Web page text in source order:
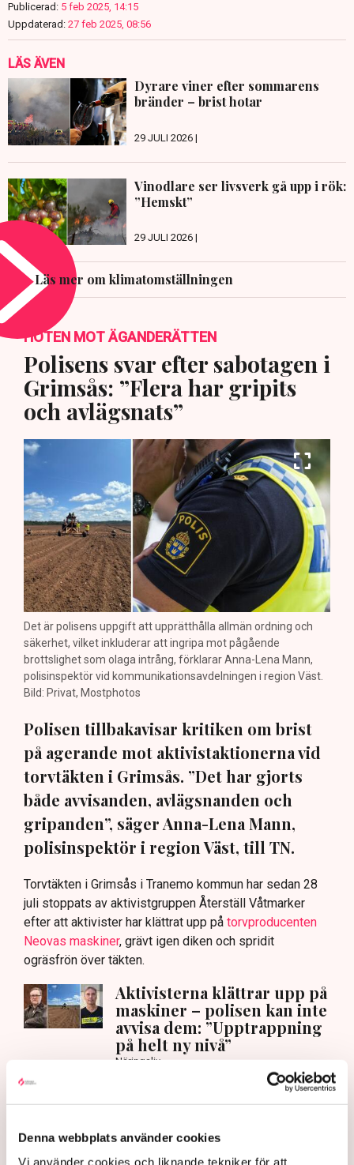
Denna webbplats använder cookies
Vi använder cookies och liknande tekniker för att
Publicerad: 5 feb 2025, 14:15
Uppdaterad: 27 feb 2025, 08:56
LÄS ÄVEN
Dyrare viner efter sommarens
bränder – brist hotar
29 JULI 2026 |
Vinodlare ser livsverk gå upp i rök:
”Hemskt”
29 JULI 2026 |
Läs mer om klimatomställningen
HOTEN MOT ÄGANDERÄTTEN
Polisens svar efter sabotagen i
Grimsås: ”Flera har gripits
och avlägsnats”
Det är polisens uppgift att upprätthålla allmän ordning och
säkerhet, vilket inkluderar att ingripa mot pågående
brottslighet som olaga intrång, förklarar Anna-Lena Mann,
polisinspektör vid kommunikationsavdelningen i region Väst.
Bild: Privat, Mostphotos
Polisen tillbakavisar kritiken om brist
på agerande mot aktivistaktionerna vid
torvtäkten i Grimsås. ”Det har gjorts
både avvisanden, avlägsnanden och
gripanden”, säger Anna-Lena Mann,
polisinspektör i region Väst, till TN.
Torvtäkten i Grimsås i Tranemo kommun har sedan 28
juli stoppats av aktivistgruppen Återställ Våtmarker
efter att aktivister har klättrat upp på torvproducenten
Neovas maskiner, grävt igen diken och spridit
ogräsfrön över täkten.
Aktivisterna klättrar upp på
maskiner – polisen kan inte
avvisa dem: ”Upptrappning
på helt ny nivå”
Näringsliv
AI-sammanfattning
Torvtäkten i Grimsås har stoppats av aktivister